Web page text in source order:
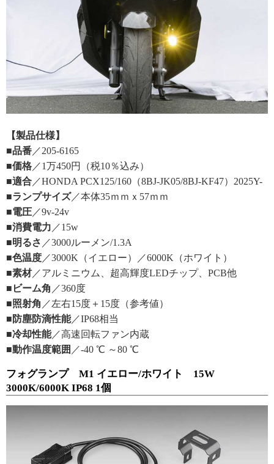
【製品仕様】
■品番 ／205-6165
■価格 ／1万450円（税10％込み）
■適合 ／HONDA PCX125/160（8BJ-JK05/8BJ-KF47）2025Y-
■ランプサイズ／本体35ｍｍｘ57ｍｍ
■電圧 ／9v-24v
■消費電力 ／15w
■明るさ ／3000ルーメン/1.3A
■色温度 ／3000K（イエロー）／6000K（ホワイト）
■素材／アルミニウム、超高輝度LEDチップ、PCB他
■ビーム角 ／360度
■照射角 ／左右15度＋15度（参考値）
■防塵防滴性能／IP68相当
■冷却性能／高速回転ファン内蔵
■動作温度範囲 ／-40 ℃ ～80 ℃
フォグランプ M1 イエロー/ホワイト 15W
3000K/6000K IP68 1個